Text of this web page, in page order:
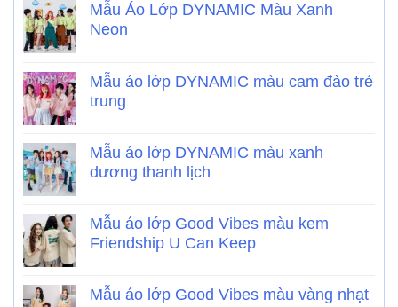
Mẫu Áo Lớp DYNAMIC Màu Xanh
Neon
Mẫu áo lớp DYNAMIC màu cam đào trẻ
trung
Mẫu áo lớp DYNAMIC màu xanh
dương thanh lịch
Mẫu áo lớp Good Vibes màu kem
Friendship U Can Keep
Mẫu áo lớp Good Vibes màu vàng nhạt